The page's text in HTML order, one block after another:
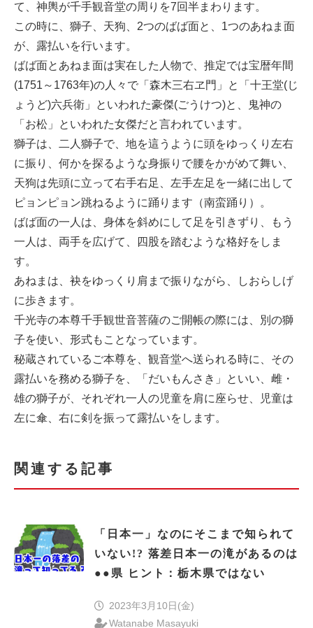
て、神輿が千手観音堂の周りを7回半まわります。
この時に、獅子、天狗、2つのばば面と、1つのあねま面
が、露払いを行います。
ばば面とあねま面は実在した人物で、推定では宝暦年間
(1751～1763年)の人々で「森木三右ヱ門」と「十王堂(じ
ょうど)六兵衛」といわれた豪傑(ごうけつ)と、鬼神の
「お松」といわれた女傑だと言われています。
獅子は、二人獅子で、地を這うように頭をゆっくり左右
に振り、何かを探るような身振りで腰をかがめて舞い、
天狗は先頭に立って右手右足、左手左足を一緒に出して
ピョンピョン跳ねるように踊ります（南蛮踊り）。
ばば面の一人は、身体を斜めにして足を引きずり、もう
一人は、両手を広げて、四股を踏むような格好をしま
す。
あねまは、袂をゆっくり肩まで振りながら、しおらしげ
に歩きます。
千光寺の本尊千手観世音菩薩のご開帳の際には、別の獅
子を使い、形式もことなっています。
秘蔵されているご本尊を、観音堂へ送られる時に、その
露払いを務める獅子を、「だいもんさき」といい、雌・
雄の獅子が、それぞれ一人の児童を肩に座らせ、児童は
左に傘、右に剣を振って露払いをします。
関連する記事
「日本一」なのにそこまで知られて
いない!? 落差日本一の滝があるのは
●●県 ヒント：栃木県ではない
2023年3月10日(金)
Watanabe Masayuki